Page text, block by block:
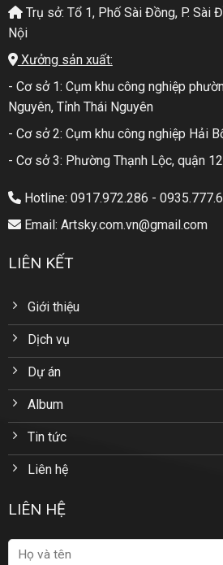
Trụ sở: Tổ 1, Phố Sài Đồng, P. Sài
Nội
Xưởng sản xuất:
- Cơ sở 1: Cụm khu công nghiệp
Nguyên, Tỉnh Thái Nguyên
- Cơ sở 2: Cụm khu công nghiệp Hải
- Cơ sở 3: Phường Thạnh Lộc, quận
Hotline: 0917.972.286 -
Email: Artsky.com.vn@gmail.com
LIÊN KẾT
Giới thiệu
Dịch vụ
Dự án
Album
Tin tức
Liên hệ
LIÊN HỆ